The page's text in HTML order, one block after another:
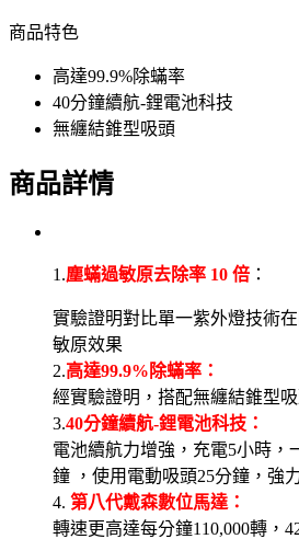
商品特色
高達99.9%除蟎率
40分鐘續航-鋰電池科技
無纏結錐型吸頭
商品詳情
1.塵蟎過敏原去除率 10 倍 ：
實驗證明對比單一紫外燈技術
敏原效果
2.高達99.9%除蟎率 ：
經實驗證明，搭配無纏結錐型
3.40分鐘續航-鋰電池科技 ：
電池續航力增強，充電5小時，
鐘 ，使用電動吸頭25分鐘，強
4. 第八代戴森數位馬達 ：
轉速更高達每分鐘110,000轉，